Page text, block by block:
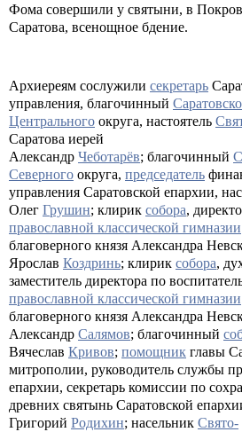
Фома совершили у святыни, в
Саратова, всенощное бдение.
Архиереям сослужили секретарь
управления, благочинный
Центрального округа, настоятель
Саратова иерей
Александр Чеботарёв; благочинный
Северного округа, председатель
управления Саратовской епархии,
Олег Грушин; клирик собора,
православной классической гимназии
благоверного князя Александра
Ярослав Коздринь; клирик собора,
заместитель директора по
православной классической гимназии
благоверного князя Александра
Александр Салямов; благочинный
Вячеслав Кривов; помощник главы
митрополии, руководитель службы
епархии, секретарь комиссии по
древних святынь Саратовской
Григорий Родихин; насельник Свято-